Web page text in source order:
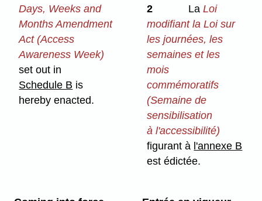
Days, Weeks and
Months Amendment
Act (Access
Awareness Week)
set out in
Schedule B is
hereby enacted.
2
La Loi
modifiant la Loi sur
les journées, les
semaines et les
mois
commémoratifs
(Semaine de
sensibilisation
à l'accessibilité)
figurant à l'annexe B
est édictée.